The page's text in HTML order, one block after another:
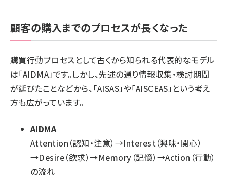
顧客の購入までのプロセスが長くなった
購買行動プロセスとして古くから知られる代表的なモデル
は「AIDMA」です。しかし、先述の通り情報収集・検討期間
が延びたことなどから、「AISAS」や「AISCEAS」という考え
方も広がっています。
AIDMA
Attention（認知・注意）→Interest（興味・関心）
→Desire（欲求）→Memory（記憶）→Action（行動）
の流れ